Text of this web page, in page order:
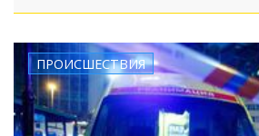
ПРОИСШЕСТВИЯ